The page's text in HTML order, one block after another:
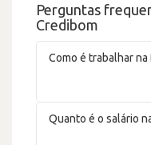
Perguntas
Credibom
Como é trabalhar na
Quanto é o salário